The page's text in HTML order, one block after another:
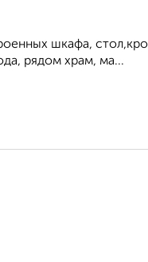
шкафа,
рядом храм, ма...